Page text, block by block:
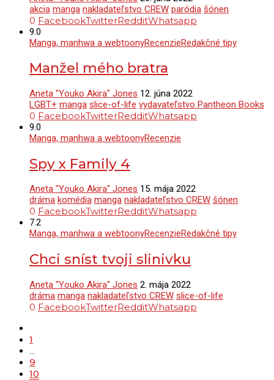
akcia manga nakladateľstvo CREW paródia šónen
0 FacebookTwitterRedditWhatsapp
9.0
Manga, manhwa a webtoonyRecenzieRedakčné tipy
Manžel mého bratra
Aneta "Youko Akira" Jones 12. júna 2022
LGBT+ manga slice-of-life vydavateľstvo Pantheon Books
0 FacebookTwitterRedditWhatsapp
9.0
Manga, manhwa a webtoonyRecenzie
Spy x Family 4
Aneta "Youko Akira" Jones 15. mája 2022
dráma komédia manga nakladateľstvo CREW šónen
0 FacebookTwitterRedditWhatsapp
7.2
Manga, manhwa a webtoonyRecenzieRedakčné tipy
Chci sníst tvoji slinivku
Aneta "Youko Akira" Jones 2. mája 2022
dráma manga nakladateľstvo CREW slice-of-life
0 FacebookTwitterRedditWhatsapp
1
…
9
10